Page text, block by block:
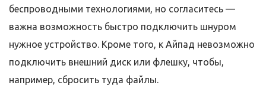
беспроводными технологиями, но согласитесь —
важна возможность быстро подключить шнуром
нужное устройство. Кроме того, к Айпад невозможно
подключить внешний диск или флешку, чтобы,
например, сбросить туда файлы.